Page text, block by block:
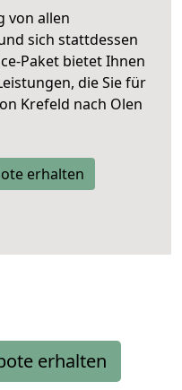
von allen
sich stattdessen
Paket bietet Ihnen
die Sie für
Krefeld nach Olen
erhalten
erhalten